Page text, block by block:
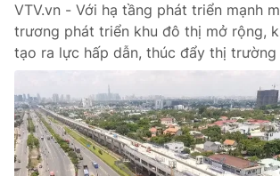
Liên hệ tòa soạn English
THỜI BÁO VTV
Theo dõi báo trên
VTV.vn - Với hạ tầng phát triển mạnh
trương phát triển khu đô thị mở rộng,
tạo ra lực hấp dẫn, thúc đẩy thị trường